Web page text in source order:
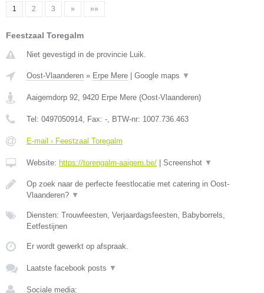
1 2 3 » »»
Feestzaal Toregalm
Niet gevestigd in de provincie Luik.
Oost-Vlaanderen » Erpe Mere Google maps ▼
Aaigemdorp 92, 9420 Erpe Mere (Oost-Vlaanderen)
Tel: 0497050914, Fax: -, BTW-nr: 1007.736.463
E-mail › Feestzaal Toregalm
Website: https://torengalm-aaigem.be/ Screenshot ▼
Op zoek naar de perfecte feestlocatie met catering in Oost-
Vlaanderen? ▼
Diensten: Trouwfeesten, Verjaardagsfeesten, Babyborrels,
Eetfestijnen
Er wordt gewerkt op afspraak.
Laatste facebook posts ▼
Sociale media: